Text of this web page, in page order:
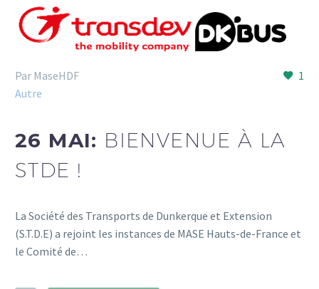
1
Par MaseHDF
Autre
26 MAI: BIENVENUE À LA
STDE !
La Société des Transports de Dunkerque et Extension
(S.T.D.E) a rejoint les instances de MASE Hauts-de-France et
le Comité de…